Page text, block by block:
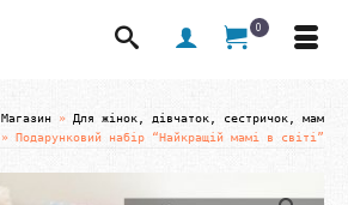
0
Магазин » Для жінок, дівчаток, сестричок, мам
» Подарунковий набір “Найкращій мамі в світі”